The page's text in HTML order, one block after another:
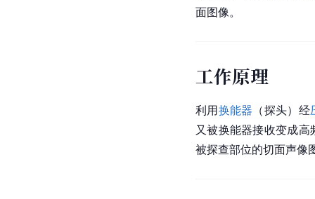
面图像。
工作原理
利用换能器 （探头）经
又被换能器接收变成
被探查部位的切面声像